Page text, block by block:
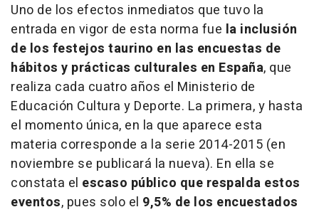
Uno de los efectos inmediatos que tuvo la
entrada en vigor de esta norma fue la inclusión
de los festejos taurino en las encuestas de
hábitos y prácticas culturales en España, que
realiza cada cuatro años el Ministerio de
Educación Cultura y Deporte. La primera, y hasta
el momento única, en la que aparece esta
materia corresponde a la serie 2014-2015 (en
noviembre se publicará la nueva). En ella se
constata el escaso público que respalda estos
eventos, pues solo el 9,5% de los encuestados